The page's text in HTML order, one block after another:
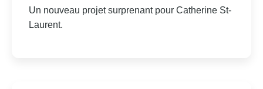
Un nouveau projet surprenant pour Catherine St-
Laurent.